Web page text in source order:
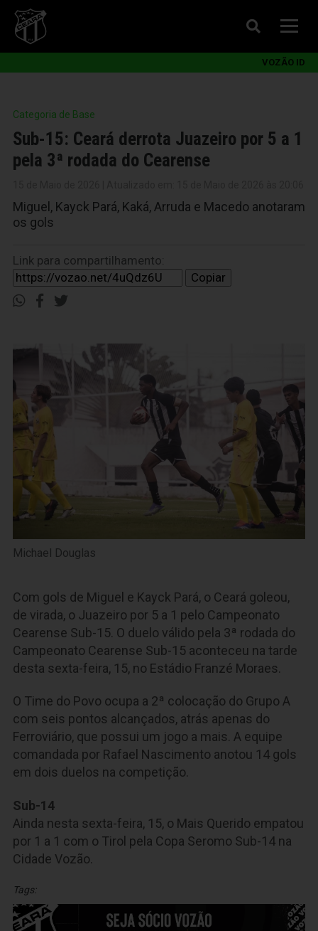
VOZÃO ID
Categoria de Base
Sub-15: Ceará derrota Juazeiro por 5 a 1
pela 3ª rodada do Cearense
Miguel, Kayck Pará, Kaká, Arruda e Macedo anotaram
os gols
Link para compartilhamento:
Copiar
Michael Douglas
Com gols de Miguel e Kayck Pará, o Ceará goleou,
de virada, o Juazeiro por 5 a 1 pelo Campeonato
Cearense Sub-15. O duelo válido pela 3ª rodada do
Campeonato Cearense Sub-15 aconteceu na tarde
desta sexta-feira, 15, no Estádio Franzé Moraes.
O Time do Povo ocupa a 2ª colocação do Grupo A
com seis pontos alcançados, atrás apenas do
Ferroviário, que possui um jogo a mais. A equipe
comandada por Rafael Nascimento anotou 14 gols
em dois duelos na competição.
Sub-14
Ainda nesta sexta-feira, 15, o Mais Querido empatou
por 1 a 1 com o Tirol pela Copa Seromo Sub-14 na
Cidade Vozão.
Tags: